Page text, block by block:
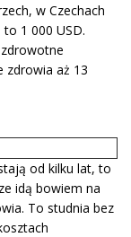
w Czechach
1 000 USD.
zdrowia aż 13
od kilku lat, to
idą bowiem na
To studnia bez